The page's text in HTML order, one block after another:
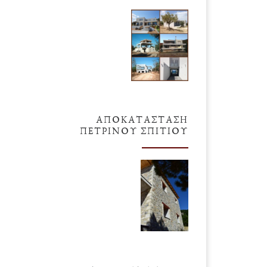
ΑΠΟΚΑΤΆΣΤΑΣΗ
ΠΈΤΡΙΝΟΥ ΣΠΙΤΙΟΎ